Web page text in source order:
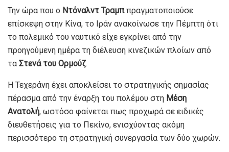
Την ώρα που ο Ντόναλντ Τραμππραγματοποιούσε
επίσκεψη στην Κίνα, το Ιράν ανακοίνωσε την Πέμπτη ότι
το πολεμικό του ναυτικό είχε εγκρίνει από την
προηγούμενη ημέρα τη διέλευση κινεζικών πλοίων από
τα Στενά του Ορμούζ.
Η Τεχεράνη έχει αποκλείσει το στρατηγικής σημασίας
πέρασμα από την έναρξη του πολέμου στη Μέση
Ανατολή, ωστόσο φαίνεται πως προχωρά σε ειδικές
διευθετήσεις για το Πεκίνο, ενισχύοντας ακόμη
περισσότερο τη στρατηγική συνεργασία των δύο χωρών.